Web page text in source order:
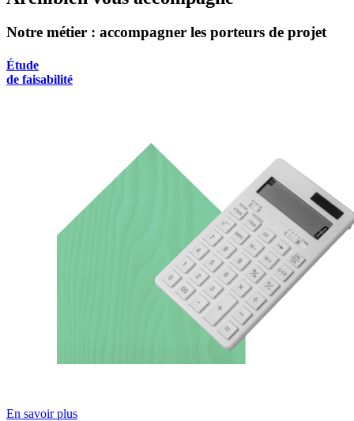
Notre métier : accompagner les porteurs de projet
Étude
de faisabilité
En savoir plus